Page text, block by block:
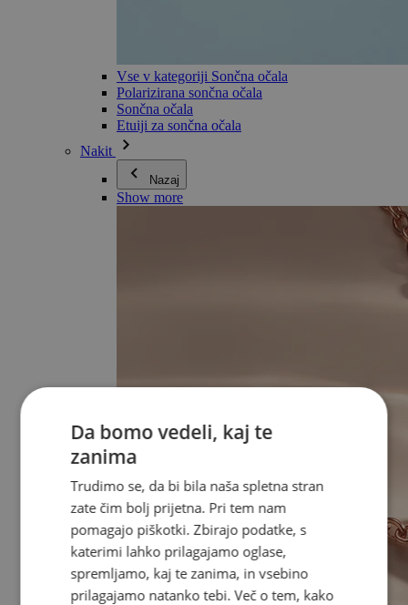
Vse v kategoriji Sončna očala
Polarizirana sončna očala
Sončna očala
Etuiji za sončna očala
Nakit
Nazaj
Show more
Da bomo vedeli, kaj te
zanima
Trudimo se, da bi bila naša spletna stran
zate čim bolj prijetna. Pri tem nam
pomagajo piškotki. Zbirajo podatke, s
katerimi lahko prilagajamo oglase,
spremljamo, kaj te zanima, in vsebino
prilagajamo natanko tebi. Več o tem, kako